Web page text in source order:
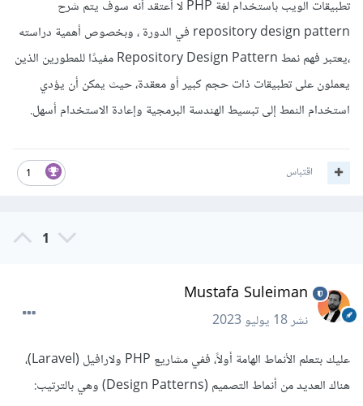
تطبيقات الويب باستخدام لغة PHP لا أعتقد أنه سوف يتم شرح
repository design pattern في الدورة ، وبخصوص أهمية دراسته
،يعتبر فهم نمط Repository Design Pattern مفيدًا للمطورين الذين
يعملون على تطبيقات ذات حجم كبير أو معقدة، حيث يمكن أن يؤدي
استخدام النمط إلى تبسيط الهندسة البرمجية وإعادة الاستخدام أسهل.
1 اقتباس
1
Mustafa Suleiman
نشر18 يوليو 2023
عليك بتعلم الأنماط الهامة أولاً، ففي مشاريع PHP ولارافيل (Laravel)،
هناك العديد من أنماط التصميم (Design Patterns) وهي بالترتيب: